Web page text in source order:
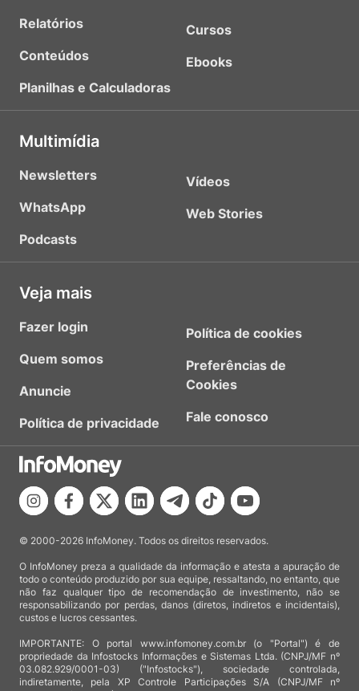
Relatórios
Conteúdos
Planilhas e Calculadoras
Cursos
Ebooks
Multimídia
Newsletters
WhatsApp
Podcasts
Vídeos
Web Stories
Veja mais
Fazer login
Quem somos
Anuncie
Política de privacidade
Política de cookies
Preferências de
Cookies
Fale conosco
© 2000-2026 InfoMoney. Todos os direitos reservados.
O InfoMoney preza a qualidade da informação e atesta a apuração de
todo o conteúdo produzido por sua equipe, ressaltando, no entanto, que
não faz qualquer tipo de recomendação de investimento, não se
responsabilizando por perdas, danos (diretos, indiretos e incidentais),
custos e lucros cessantes.
IMPORTANTE: O portal www.infomoney.com.br (o "Portal") é de
propriedade da Infostocks Informações e Sistemas Ltda. (CNPJ/MF nº
03.082.929/0001-03) ("Infostocks"), sociedade controlada,
indiretamente, pela XP Controle Participações S/A (CNPJ/MF nº